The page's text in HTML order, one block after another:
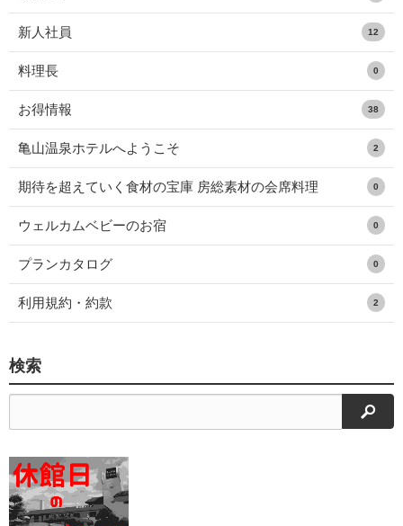
新人社員 12
料理長 0
お得情報 38
亀山温泉ホテルへようこそ 2
期待を超えていく食材の宝庫 房総素材の会席料理 0
ウェルカムベビーのお宿 0
プランカタログ 0
利用規約・約款 2
検索
検索